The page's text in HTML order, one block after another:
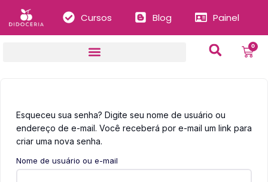
Cursos Blog Painel
0
Esqueceu sua senha? Digite seu nome de usuário ou
endereço de e-mail. Você receberá por e-mail um link para
criar uma nova senha.
Nome de usuário ou e-mail